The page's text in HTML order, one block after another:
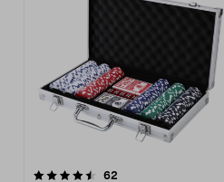
62
4.5 av 5 stjerner